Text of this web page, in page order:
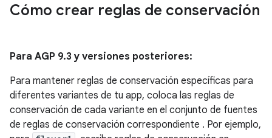
Cómo crear reglas de conservación
Para AGP 9.3 y versiones posteriores:
Para mantener reglas de conservación específicas para
diferentes variantes de tu app, coloca las reglas de
conservación de cada variante en el conjunto de fuentes
de reglas de conservación correspondiente . Por ejemplo,